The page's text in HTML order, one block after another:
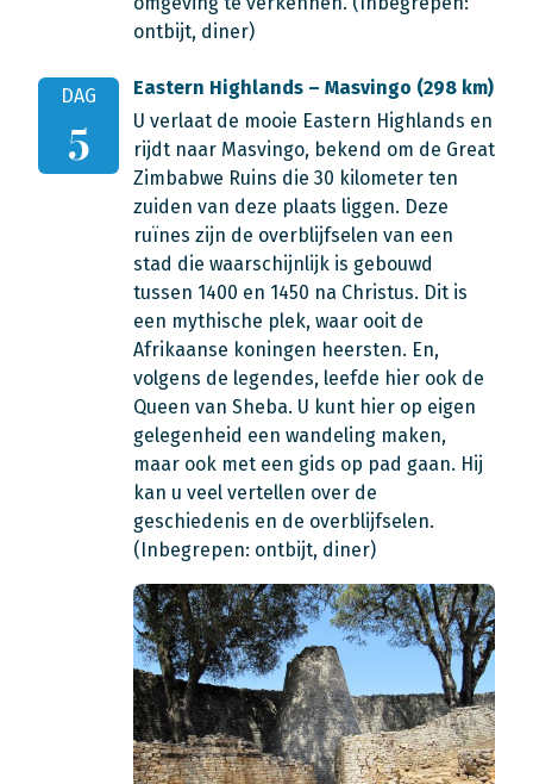
ontbijt, diner)
DAG
5
Eastern Highlands – Masvingo (298 km)
U verlaat de mooie Eastern Highlands en
rijdt naar Masvingo, bekend om de Great
Zimbabwe Ruins die 30 kilometer ten
zuiden van deze plaats liggen. Deze
ruïnes zijn de overblijfselen van een
stad die waarschijnlijk is gebouwd
tussen 1400 en 1450 na Christus. Dit is
een mythische plek, waar ooit de
Afrikaanse koningen heersten. En,
volgens de legendes, leefde hier ook de
Queen van Sheba. U kunt hier op eigen
gelegenheid een wandeling maken,
maar ook met een gids op pad gaan. Hij
kan u veel vertellen over de
geschiedenis en de overblijfselen.
(Inbegrepen: ontbijt, diner)